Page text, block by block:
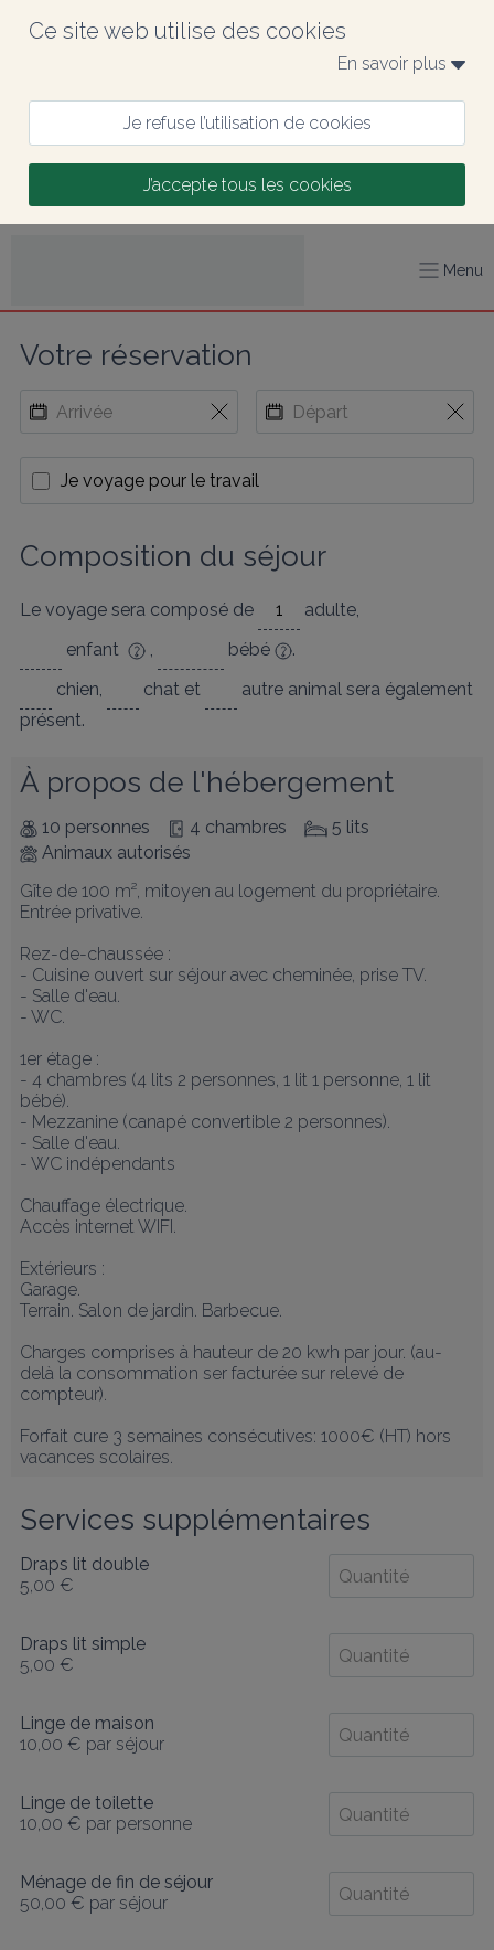
Ce site web utilise des cookies
En savoir plus
Je refuse l’utilisation de cookies
J’accepte tous les cookies
Menu
Votre réservation
Je voyage pour le travail
Composition du séjour
Le voyage sera composé de adulte,
enfant
, bébé
.
chien, chat et autre animal sera également
présent.
À propos de l'hébergement
10 personnes 4 chambres
5 lits
Animaux autorisés
Gîte de 100 m², mitoyen au logement du propriétaire.
Entrée privative.
Rez-de-chaussée :
- Cuisine ouvert sur séjour avec cheminée, prise TV.
- Salle d'eau.
- WC.
1er étage :
- 4 chambres (4 lits 2 personnes, 1 lit 1 personne, 1 lit
bébé).
- Mezzanine (canapé convertible 2 personnes).
- Salle d'eau.
- WC indépendants
Chauffage électrique.
Accès internet WIFI.
Extérieurs :
Garage.
Terrain. Salon de jardin. Barbecue.
Charges comprises à hauteur de 20 kwh par jour. (au-
delà la consommation ser facturée sur relevé de
compteur).
Forfait cure 3 semaines consécutives: 1000€ (HT) hors
vacances scolaires.
Services supplémentaires
Draps lit double
5,00 €
Draps lit simple
5,00 €
Linge de maison
10,00 € par séjour
Linge de toilette
10,00 € par personne
Ménage de fin de séjour
50,00 € par séjour